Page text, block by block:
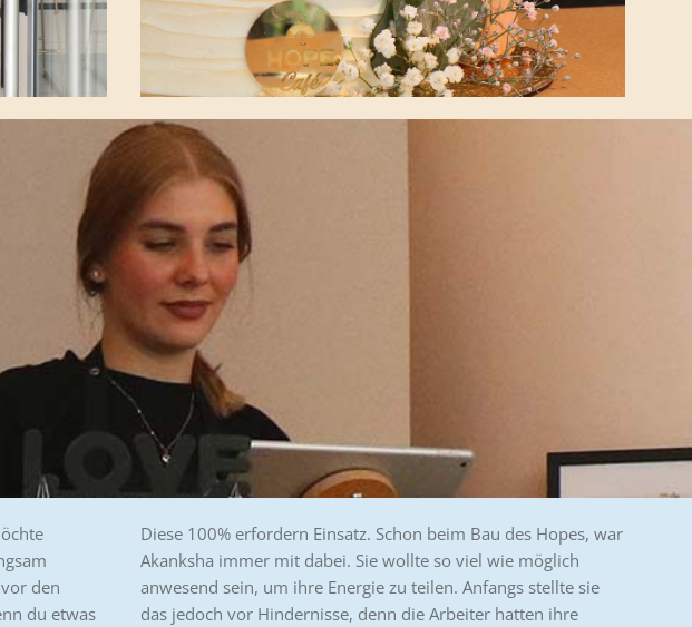
den
du etwas
Diese 100% erfordern Einsatz. Schon beim Bau des Hopes, war
Akanksha immer mit dabei. Sie wollte so viel wie möglich
anwesend sein, um ihre Energie zu teilen. Anfangs stellte sie
das jedoch vor Hindernisse, denn die Arbeiter hatten ihre